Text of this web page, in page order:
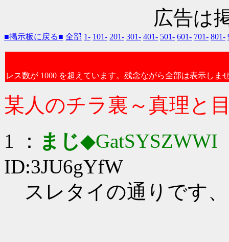
広告は
■掲示板に戻る■ 全部 1- 101- 201- 301- 401- 501- 601- 701- 801-
レス数が 1000 を超えています。残念ながら全部は表示しま
某人のチラ裏～真理と
1 ： まじ◆GatSYSZWWI
ID:3JU6gYfW
スレタイの通りです